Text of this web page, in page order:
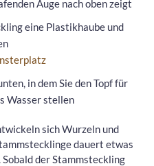
Auge nach oben zeigt
eine Plastikhaube und
in dem Sie den Topf für
Wasser stellen
sich Wurzeln und
dauert etwas
der Stammsteckling